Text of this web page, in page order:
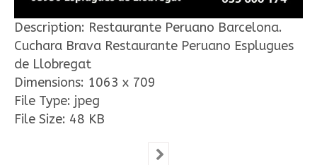
Description: Restaurante Peruano Barcelona.
Cuchara Brava Restaurante Peruano Esplugues
de Llobregat
Dimensions: 1063 x 709
File Type: jpeg
File Size: 48 KB